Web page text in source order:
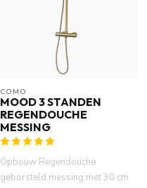
COMO
MOOD 3 STANDEN
REGENDOUCHE
MESSING
Opbouw Regendouche
geborsteld messing met 30 cm